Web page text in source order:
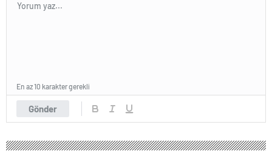
Gönder
En az 10 karakter gerekli